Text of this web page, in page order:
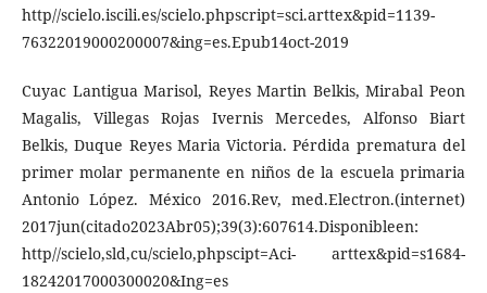
http//scielo.iscili.es/scielo.phpscript=sci.arttex&pid=1139-
76322019000200007&ing=es.Epub14oct-2019
Cuyac Lantigua Marisol, Reyes Martin Belkis, Mirabal Peon
Magalis, Villegas Rojas Ivernis Mercedes, Alfonso Biart
Belkis, Duque Reyes Maria Victoria. Pérdida prematura del
primer molar permanente en niños de la escuela primaria
Antonio López. México 2016.Rev, med.Electron.(internet)
2017jun(citado2023Abr05);39(3):607614.Disponibleen:
http//scielo,sld,cu/scielo,phpscipt=Aci- arttex&pid=s1684-
18242017000300020&Ing=es